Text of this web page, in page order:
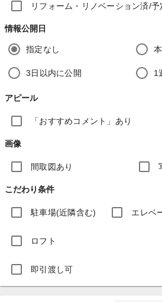
リフォーム・リノベーション済/予
情報公開日
指定なし
3日以内に公開 1
アピール
「おすすめコメント」あり
画像
間取図あり
こだわり条件
駐車場(近隣含む) エレベ
ロフト
即引渡し可